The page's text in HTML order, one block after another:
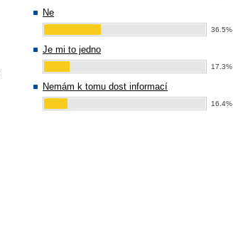
Ne
36.5%
Je mi to jedno
17.3%
Nemám k tomu dost informací
16.4%